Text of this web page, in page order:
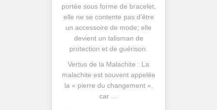
portée sous forme de bracelet,
elle ne se contente pas d’être
un accessoire de mode; elle
devient un talisman de
protection et de guérison.
Vertus de la Malachite : La
malachite est souvent appelée
la « pierre du changement »,
car …